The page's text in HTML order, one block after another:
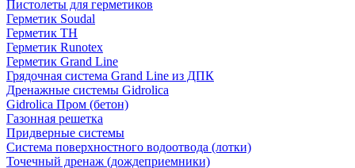
Пистолеты для герметиков
Герметик Soudal
Герметик ТН
Герметик Runotex
Герметик Grand Line
Грядочная система Grand Line из ДПК
Дренажные системы Gidrolica
Gidrolica Пром (бетон)
Газонная решетка
Придверные системы
Система поверхностного водоотвода (лотки)
Точечный дренаж (дождеприемники)